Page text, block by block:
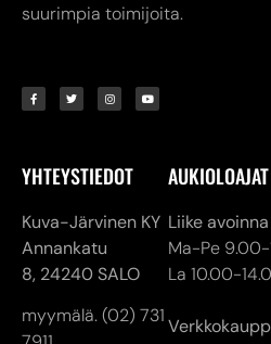
Kuva-Järvinen KY
Annankatu
myymälä. (02) 731
asiakaspalvelu@kuva-
jarvinen.com
Verkkokauppa
24/7